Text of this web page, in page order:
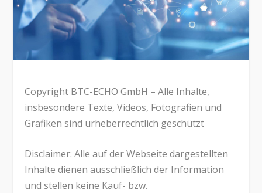
Copyright BTC-ECHO GmbH – Alle Inhalte,
insbesondere Texte, Videos, Fotografien und
Grafiken sind urheberrechtlich geschützt
Disclaimer: Alle auf der Webseite dargestellten
Inhalte dienen ausschließlich der Information
und stellen keine Kauf- bzw.